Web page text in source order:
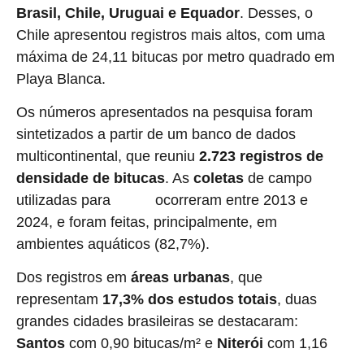
Brasil, Chile, Uruguai e Equador. Desses, o
Chile apresentou registros mais altos, com uma
máxima de 24,11 bitucas por metro quadrado em
Playa Blanca.
Os números apresentados na pesquisa foram
sintetizados a partir de um banco de dados
multicontinental, que reuniu 2.723 registros de
densidade de bitucas. As coletas de campo
utilizadas para
ocorreram entre 2013 e
2024, e foram feitas, principalmente, em
ambientes aquáticos (82,7%).
Dos registros em áreas urbanas, que
representam 17,3% dos estudos totais, duas
grandes cidades brasileiras se destacaram:
Santos com 0,90 bitucas/m² e Niterói com 1,16